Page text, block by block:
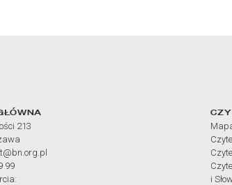
oraz godziny otwarcia
213
99
i